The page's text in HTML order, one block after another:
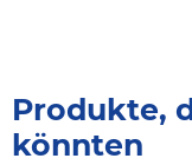
Produkte,
könnten